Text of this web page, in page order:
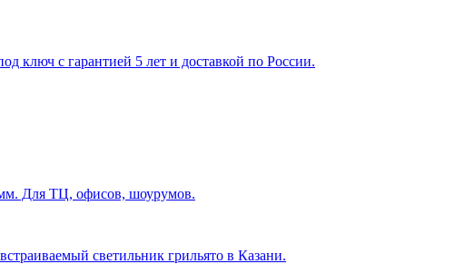
ключ с гарантией 5 лет и доставкой по России.
мм. Для ТЦ, офисов, шоурумов.
светильник грильято в Казани.